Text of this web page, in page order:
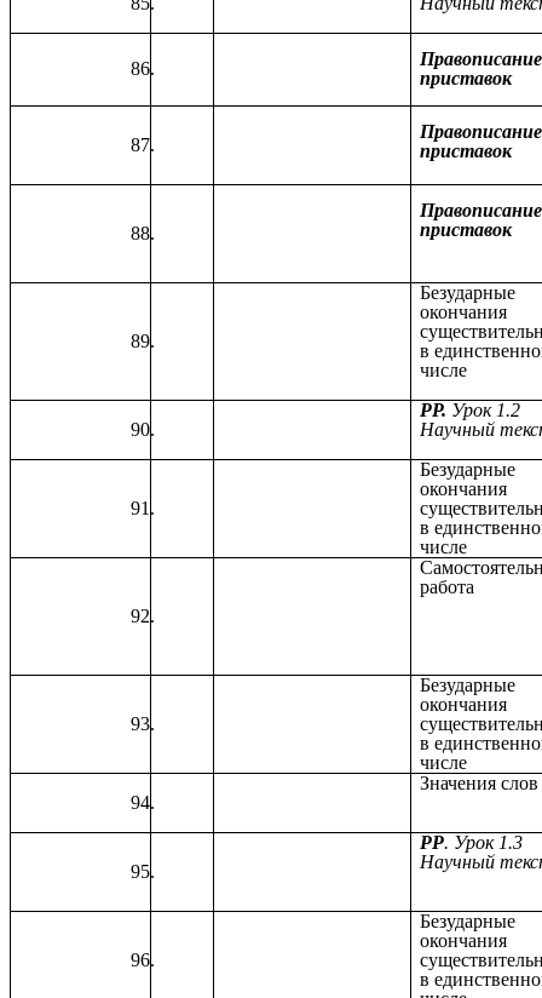
Правописание
приставок
Правописание
приставок
Правописание
приставок
Безударные
окончания
в
числе
РР. Урок 1.2
Научный
Безударные
окончания
в
числе
работа
Безударные
окончания
в
числе
Значения слов
РР. Урок 1.3
Научный
Безударные
окончания
в